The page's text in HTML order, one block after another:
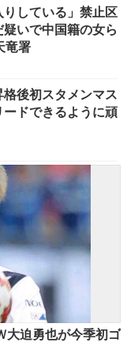
りしている」禁止区
いで中国籍の女ら
竜署
格後初スタメンマス
ドできるように頑
迫勇也が今季初ゴ